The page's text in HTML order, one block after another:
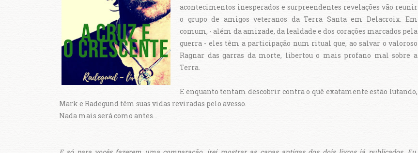
acontecimentos inesperados e surpreendentes revelações vão reunir
o grupo de amigos veteranos da Terra Santa em Delacroix. Em
comum, - além da amizade, da lealdade e dos corações marcados pela
guerra - eles têm a participação num ritual que, ao salvar o valoroso
Ragnar das garras da morte, libertou o mais profano mal sobre a
Terra.
E enquanto tentam descobrir contra o quê exatamente estão lutando,
Mark e Radegund têm suas vidas reviradas pelo avesso.
Nada mais será como antes...